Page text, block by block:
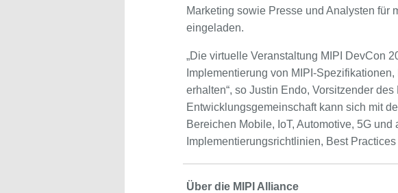
Marketing sowie Presse und Analysten für
eingeladen.
„Die virtuelle Veranstaltung MIPI DevCon
Implementierung von MIPI-
erhalten“, so Justin Endo, Vorsitzender
Entwicklungsgemeinschaft kann sich mit
Bereichen Mobile, IoT, Automotive, 5G
Implementierungsrichtlinien, Best
Über die MIPI Alliance